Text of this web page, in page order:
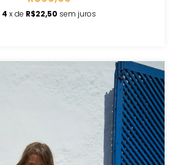
4 x de R$22,50 sem juros